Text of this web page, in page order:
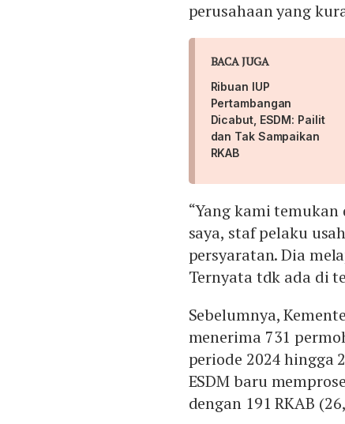
perusahaan yang
BACA JUGA
Ribuan IUP
Pertambangan
Dicabut, ESDM: Pailit
dan Tak Sampaikan
RKAB
“Yang kami
saya, staf pelaku
persyaratan. Dia
Ternyata tdk ada di
Sebelumnya,
menerima 731
periode 2024 hingga
ESDM baru
dengan 191 RKAB